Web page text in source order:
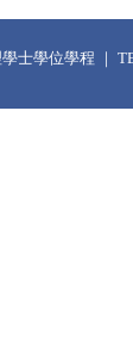
士學位學程 ｜